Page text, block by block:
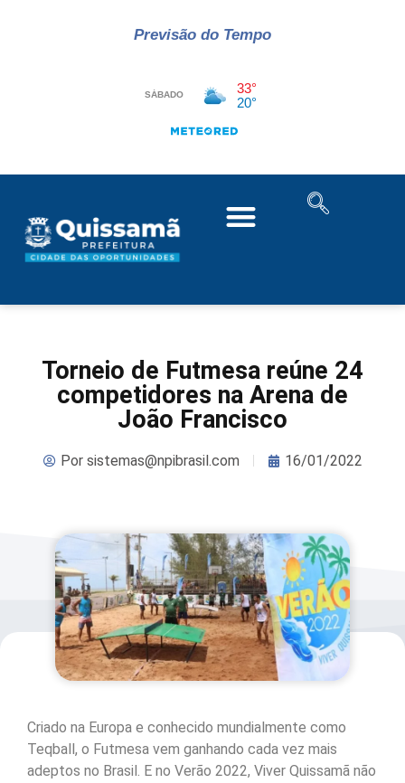
Previsão do Tempo
Torneio de Futmesa reúne 24
competidores na Arena de
João Francisco
Porsistemas@npibrasil.com 16/01/2022
Criado na Europa e conhecido mundialmente como
Teqball, o Futmesa vem ganhando cada vez mais
adeptos no Brasil. E no Verão 2022, Viver Quissamã não